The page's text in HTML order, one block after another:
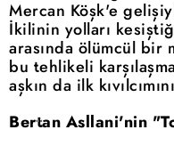
Mercan Köşk'e
İkilinin yolları
arasında ölümcül bir
bu tehlikeli
aşkın da ilk
Bertan Asllani'nin